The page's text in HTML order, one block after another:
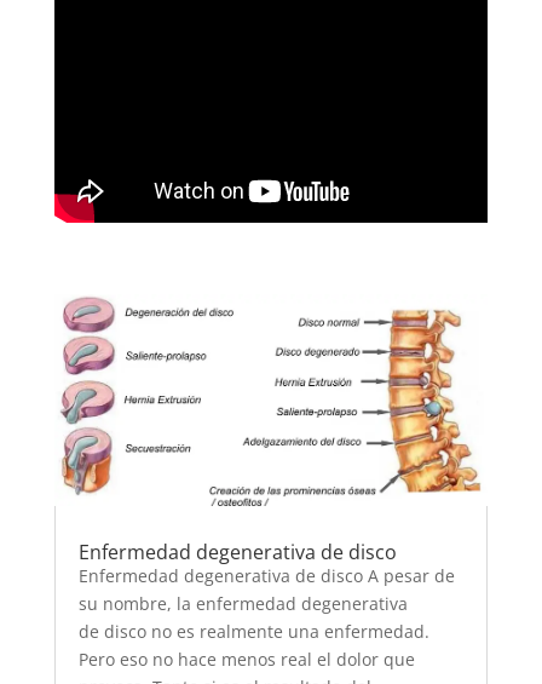
Enfermedad degenerativa de disco
Enfermedad degenerativa de disco A pesar de
su nombre, la enfermedad degenerativa
de disco no es realmente una enfermedad.
Pero eso no hace menos real el dolor que